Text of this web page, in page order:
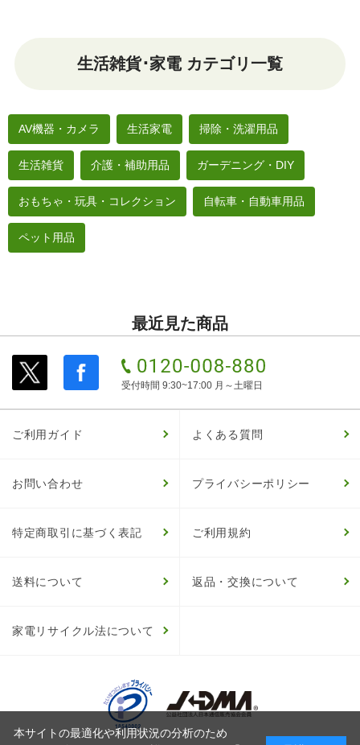
生活雑貨･家電 カテゴリ一覧
AV機器・カメラ 生活家電 掃除・洗濯用品
生活雑貨 介護・補助用品 ガーデニング・DIY
おもちゃ・玩具・コレクション 自転車・自動車用品
ペット用品
最近見た商品
受付時間 9:30~17:00 月～土曜日
ご利用ガイド よくある質問
お問い合わせ プライバシーポリシー
特定商取引に基づく表記 ご利用規約
送料について 返品・交換について
家電リサイクル法について
本サイトの最適化や利用状況の分析のため